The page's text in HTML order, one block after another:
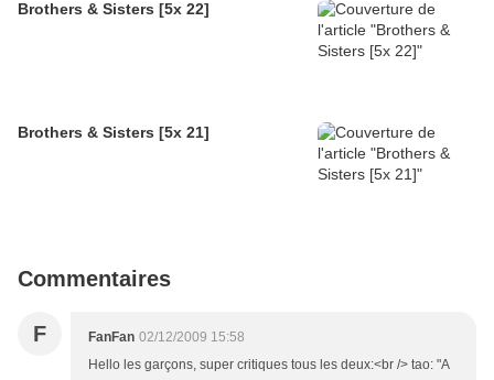
Brothers & Sisters [5x 22]
Brothers & Sisters [5x 21]
Commentaires
F FanFan 02/12/2009 15:58
Hello les garçons, super critiques tous les deux:<br /> tao: "A